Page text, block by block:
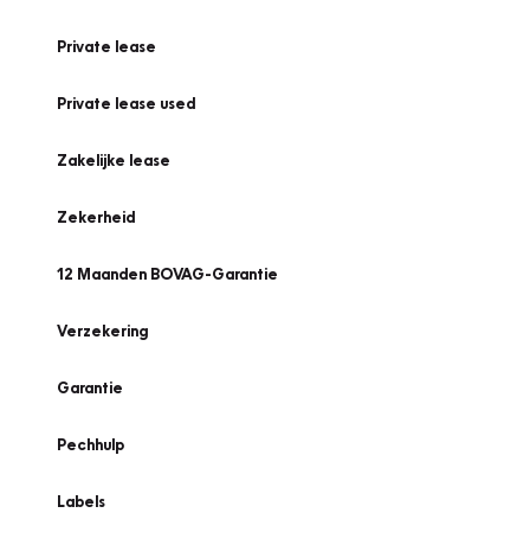
Private lease
Private lease used
Zakelijke lease
Zekerheid
12 Maanden BOVAG-Garantie
Verzekering
Garantie
Pechhulp
Labels